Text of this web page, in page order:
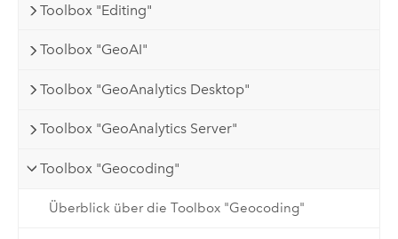
Toolbox "Editing"
Toolbox "GeoAI"
Toolbox "GeoAnalytics Desktop"
Toolbox "GeoAnalytics Server"
Toolbox "Geocoding"
Überblick über die Toolbox "Geocoding"